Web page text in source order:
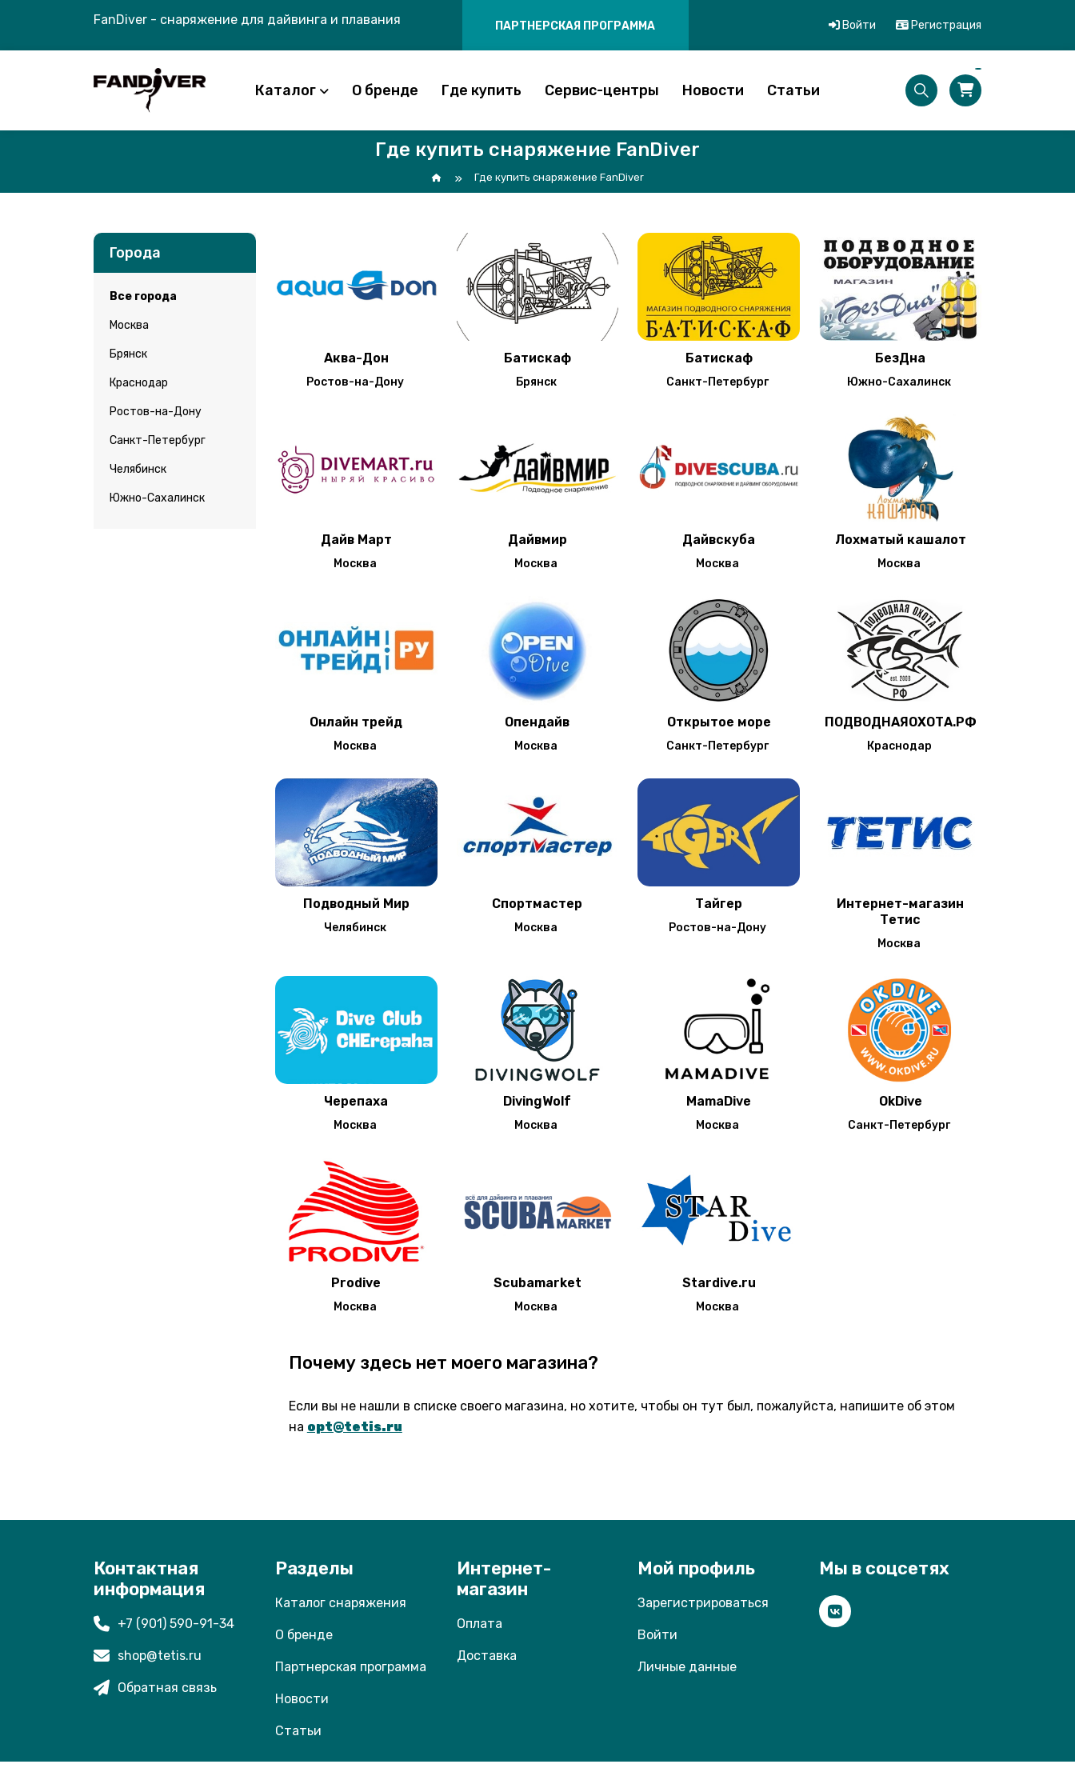
FanDiver - снаряжение для дайвинга и плавания ПАРТНЕРСКАЯ ПРОГРАММА Войти Регистрация
Каталог О бренде Где купить Сервис-центры Новости Статьи
Где купить снаряжение FanDiver
Где купить снаряжение FanDiver
Города
Все города
Москва
Брянск
Краснодар
Ростов-на-Дону
Санкт-Петербург
Челябинск
Южно-Сахалинск
Аква-Дон
Ростов-на-Дону
Батискаф
Брянск
Батискаф
Санкт-Петербург
БезДна
Южно-Сахалинск
Дайв Март
Москва
Дайвмир
Москва
Дайвскуба
Москва
Лохматый кашалот
Москва
Онлайн трейд
Москва
Опендайв
Москва
Открытое море
Санкт-Петербург
ПОДВОДНАЯОХОТА.РФ
Краснодар
Подводный Мир
Челябинск
Спортмастер
Москва
Тайгер
Ростов-на-Дону
Интернет-магазин
Тетис
Москва
Черепаха
Москва
DivingWolf
Москва
MamaDive
Москва
OkDive
Санкт-Петербург
Prodive
Москва
Scubamarket
Москва
Stardive.ru
Москва
Почему здесь нет моего магазина?
Если вы не нашли в списке своего магазина, но хотите, чтобы он тут был, пожалуйста, напишите об этом
на opt@tetis.ru
Контактная
информация
+7 (901) 590-91-34
shop@tetis.ru
Обратная связь
Разделы
Каталог снаряжения
О бренде
Партнерская программа
Новости
Статьи
Интернет-
магазин
Оплата
Доставка
Мой профиль
Зарегистрироваться
Войти
Личные данные
Мы в соцсетях